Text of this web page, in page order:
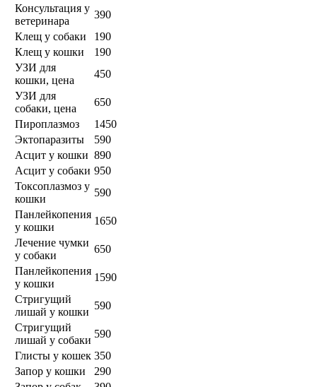
Консультация у
ветеринара
390
Клещ у собаки
190
Клещ у кошки
190
УЗИ для
кошки, цена
450
УЗИ для
собаки, цена
650
Пироплазмоз
1450
Эктопаразиты
590
Асцит у кошки 890
Асцит у собаки 950
Токсоплазмоз у
кошки
590
Панлейкопения
у кошки
1650
Лечение чумки
у собаки
650
Панлейкопения
у кошки
1590
Стригущий
лишай у кошки
590
Стригущий
лишай у собаки
590
Глисты у кошек 350
Запор у кошки
290